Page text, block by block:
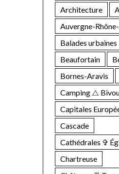
Architecture
Auvergne-
Balades urbaines
Beaufortain
Bornes-Aravis
Camping ⧍
Capitales
Cascade
Cathédrales ✞
Chartreuse